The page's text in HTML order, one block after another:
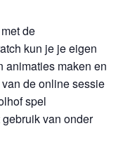
de
kun je je eigen
animaties maken en
de online sessie
spel
van onder